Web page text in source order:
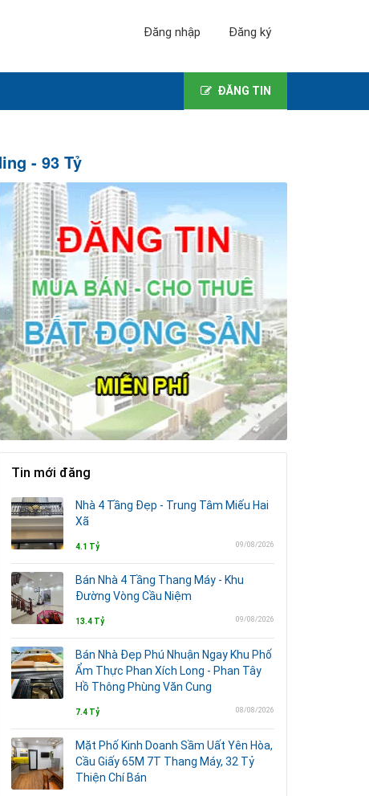
Đăng nhập Đăng ký
ĐĂNG TIN
- 93 Tỷ
Tin mới đăng
Nhà 4 Tầng Đẹp - Trung Tâm Miếu Hai
Xã
4.1 Tỷ 09/08/2026
Bán Nhà 4 Tầng Thang Máy - Khu
Đường Vòng Cầu Niệm
13.4 Tỷ 09/08/2026
Bán Nhà Đẹp Phú Nhuận Ngay Khu Phố
Ẩm Thực Phan Xích Long - Phan Tây
Hồ Thông Phùng Văn Cung
7.4 Tỷ 08/08/2026
Mặt Phố Kinh Doanh Sầm Uất Yên Hòa,
Cầu Giấy 65M 7T Thang Máy, 32 Tỷ
Thiện Chí Bán